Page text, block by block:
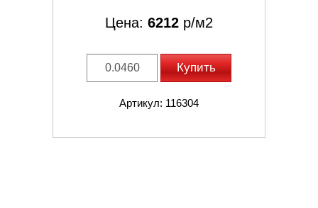
Цена: 6212 р/м2
Купить
Артикул: 116304